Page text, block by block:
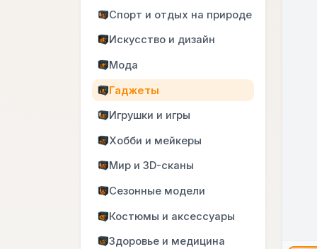
Спорт и отдых на природе
Искусство и дизайн
Мода
Гаджеты
Игрушки и игры
Хобби и мейкеры
Мир и 3D-сканы
Сезонные модели
Костюмы и аксессуары
Здоровье и медицина